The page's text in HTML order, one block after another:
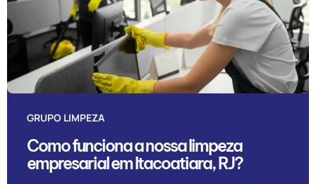
GRUPO LIMPEZA
Como funciona a nossa limpeza
empresarial em Itacoatiara, RJ?